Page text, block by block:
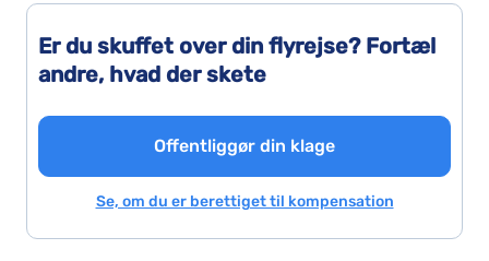
Er du skuffet over din flyrejse? Fortæl
andre, hvad der skete
Offentliggør din klage
Se, om du er berettiget til kompensation